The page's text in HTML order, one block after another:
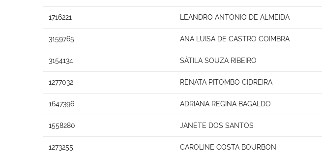
1716221 LEANDRO ANTONIO DE ALMEIDA
3159765 ANA LUISA DE CASTRO COIMBRA
3154134 SÁTILA SOUZA RIBEIRO
1277032 RENATA PITOMBO CIDREIRA
1647396 ADRIANA REGINA BAGALDO
1558280 JANETE DOS SANTOS
1273255 CAROLINE COSTA BOURBON